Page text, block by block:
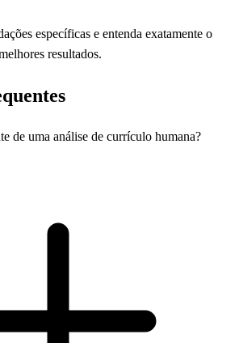
específicas e entenda exatamente o
resultados.
de uma análise de currículo humana?